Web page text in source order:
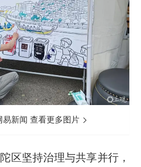
易新闻 查看更多图片
区坚持治理与共享并行，